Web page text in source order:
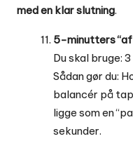
med en klar slutning.
5-minutters
Du skal bruge:
Sådan gør du:
balancér på
ligge som en
sekunder.